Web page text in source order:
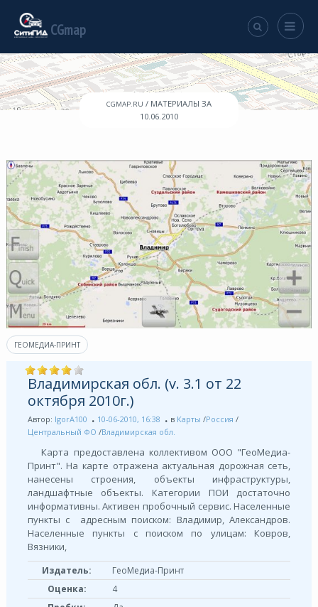
CGmap
CGMAP.RU / МАТЕРИАЛЫ ЗА
10.06.2010
ГЕОМЕДИА-ПРИНТ
Владимирская обл. (v. 3.1 от 22
октября 2010г.)
Автор: IgorA100 10-06-2010, 16:38 в Карты /Россия /
Центральный ФО /Владимирская обл.
Карта предоставлена коллективом ООО "ГеоМедиа-
Принт". На карте отражена актуальная дорожная сеть,
нанесены строения, объекты инфраструктуры,
ландшафтные объекты. Категории ПОИ достаточно
информативны. Активен пробочный сервис. Населенные
пункты с адресным поиском: Владимир, Александров.
Населенные пункты с поиском по улицам: Ковров,
Вязники,
Издатель:
ГеоМедиа-Принт
Оценка:
4